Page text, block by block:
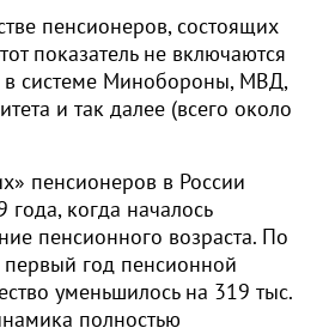
пенсионеров, состоящих
показатель не включаются
в системе Минобороны, МВД,
и так далее (всего около
пенсионеров в России
года, когда началось
пенсионного возраста. По
первый год пенсионной
уменьшилось на 319 тыс.
полностью